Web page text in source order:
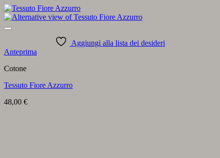
Aggiungi alla lista dei desideri
Anteprima
Cotone
Tessuto Fiore Azzurro
48,00 €